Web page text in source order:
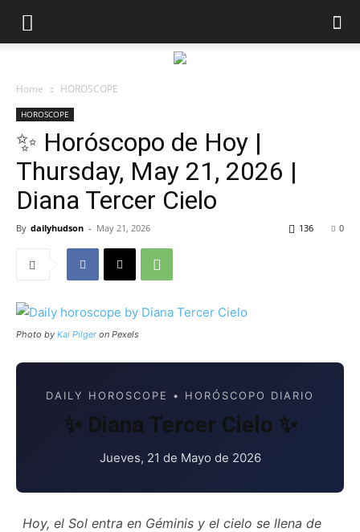
Home HOROSCOPE
HOROSCOPE
✨ Horóscopo de Hoy |
Thursday, May 21, 2026 |
Diana Tercer Cielo
By dailyhudson - May 21, 2026 0
136
Photo by Kai Pilgeron Pexels
DAILY HOROSCOPE • HORÓSCOPO DIARIO
✨ Diana Tercer Cielo ✨
Jueves, 21 de Mayo de 2026
Hoy, el Sol entra en Géminis y el cielo se llena de